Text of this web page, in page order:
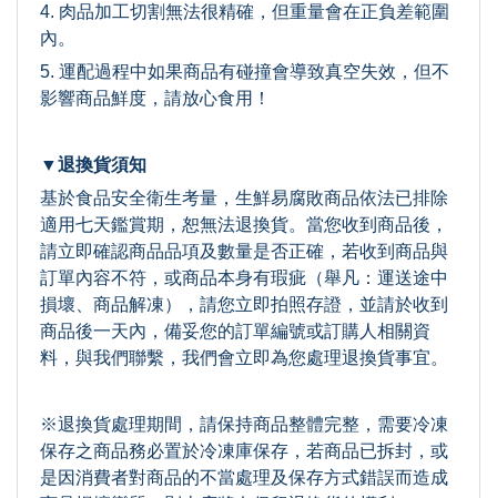
4. 肉品加工切割無法很精確，但重量會在正負差範圍
內。
5. 運配過程中如果商品有碰撞會導致真空失效，但不
影響商品鮮度，請放心食用！
▼退換貨須知
基於食品安全衛生考量，生鮮易腐敗商品依法已排除
適用七天鑑賞期，恕無法退換貨。當您收到商品後，
請立即確認商品品項及數量是否正確，若收到商品與
訂單內容不符，或商品本身有瑕疵（舉凡：運送途中
損壞、商品解凍），請您立即拍照存證，並請於收到
商品後一天內，備妥您的訂單編號或訂購人相關資
料，與我們聯繫，我們會立即為您處理退換貨事宜。
※退換貨處理期間，請保持商品整體完整，需要冷凍
保存之商品務必置於冷凍庫保存，若商品已拆封，或
是因消費者對商品的不當處理及保存方式錯誤而造成